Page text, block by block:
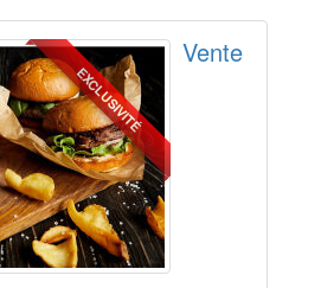
EXCLUSIVITÉ
Vente